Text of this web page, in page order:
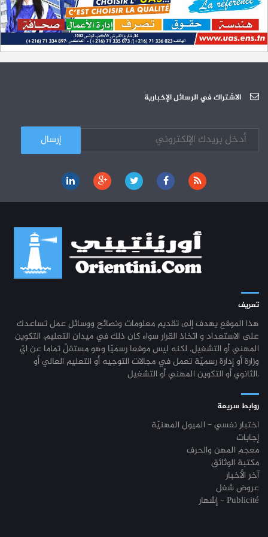
12-05 200 منحة لطلبة الطب التونسيين في جامعة هارفارد ‏الأمريكية‏
26-10 الجامعة العربية للعلوم تونس (U.A.S) : عرض لآخر إصدارات دار اليمامة
03-10 الجامعة العربية للعلوم : دورة تكوينية
الاشتراك في الرسائل الإخبارية
تعريف
هذا الموقع يهدف إلى تقديم معلومات ونصائح ووسائل عمل تساعدك
على الاستعداد و اتخاذ القرار سواء كان ذلك في ميدان التعليم، التكوين
المهني أو التشغيل. لكنه ليس موقعا رسميّا وهو مستقلّ تماما عن ايّ
وزارة أو إدارة رسميّة تعمل في مجالات التوجيه أو التعليم العالي أو
الثانوي أو التكوين المهني أو التشغيل.
روابط سريعة
اختبار نفسي - الميول المهنيّة
إجابات
معجم المهن والحرف
مكتبة الوثائق
آخر الأخبار
عروض شغل
إشهار - Publicité